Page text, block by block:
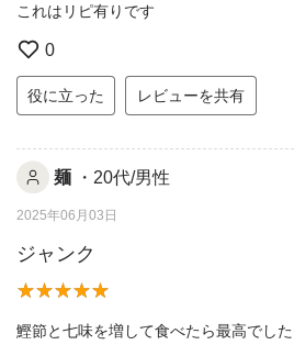
これはリピ有りです
0
役に立った レビューを共有
麺 ・20代/男性
2025年06月03日
ジャンク
鰹節と七味を増して食べたら最高でし